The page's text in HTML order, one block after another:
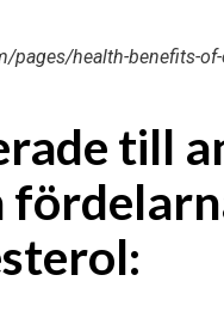
pages/health-benefits-
till